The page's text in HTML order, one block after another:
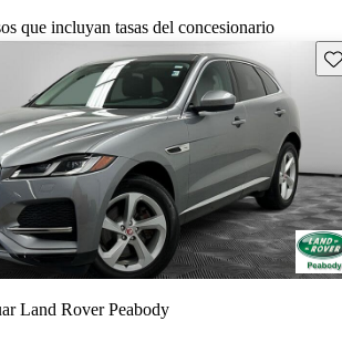
que incluyan tasas del concesionario
Land Rover Peabody